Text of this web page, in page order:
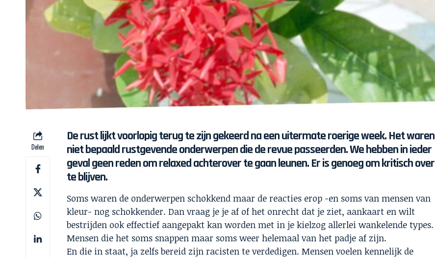
Delen
De rust lijkt voorlopig terug te zijn gekeerd na een uitermate roerige week. Het waren
niet bepaald rustgevende onderwerpen die de revue passeerden. We hebben in ieder
geval geen reden om relaxed achterover te gaan leunen. Er is genoeg om kritisch over
te blijven.
Soms waren de onderwerpen schokkend maar de reacties erop -en soms van mensen van
kleur- nog schokkender. Dan vraag je je af of het onrecht dat je ziet, aankaart en wilt
bestrijden ook effectief aangepakt kan worden met in je kielzog allerlei wankelende types.
Mensen die het soms snappen maar soms weer helemaal van het padje af zijn.
En die in staat, ja zelfs bereid zijn racisten te verdedigen. Mensen voelen kennelijk de